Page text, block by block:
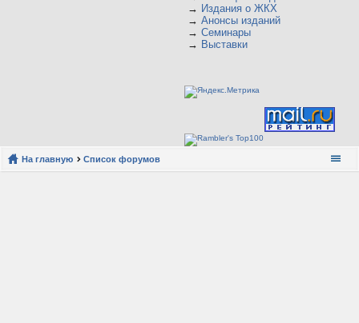
→ Издания о ЖКХ
→ Анонсы изданий
→ Семинары
→ Выставки
На главную Список форумов